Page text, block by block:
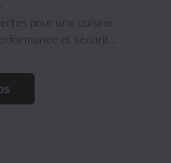
pour une cuisine
et sécurit...